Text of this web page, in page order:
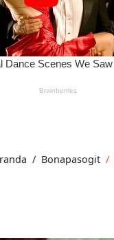
Bonapasogit